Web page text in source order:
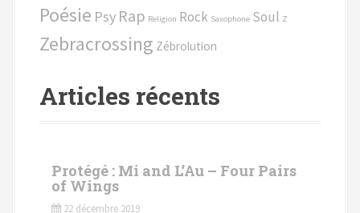
rPoésie Psy Rap Religion Rock Saxophone Soul Z
Zebracrossing Zébrolution
Articles récents
Protégé : Mi and L’Au – Four Pairs
of Wings
22 décembre 2019